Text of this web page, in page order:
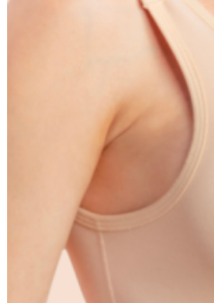
CIRUGÍA
Mini
CIRUGÍA
CIRUGÍA FACIAL
Lifting Facial
Rinoplastia
Otoplastia
Bichectomia
CIRUGÍA
Liposuccion
CIRUGÍA GENITAL